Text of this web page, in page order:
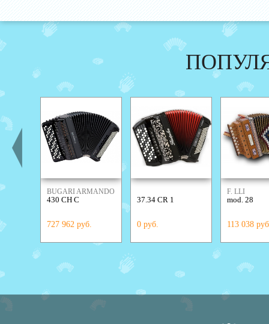
BUGARI ARMANDO
430 CH C
727 962 руб.
37.34 CR 1
0 руб.
F. LLI
mod. 28
113 038